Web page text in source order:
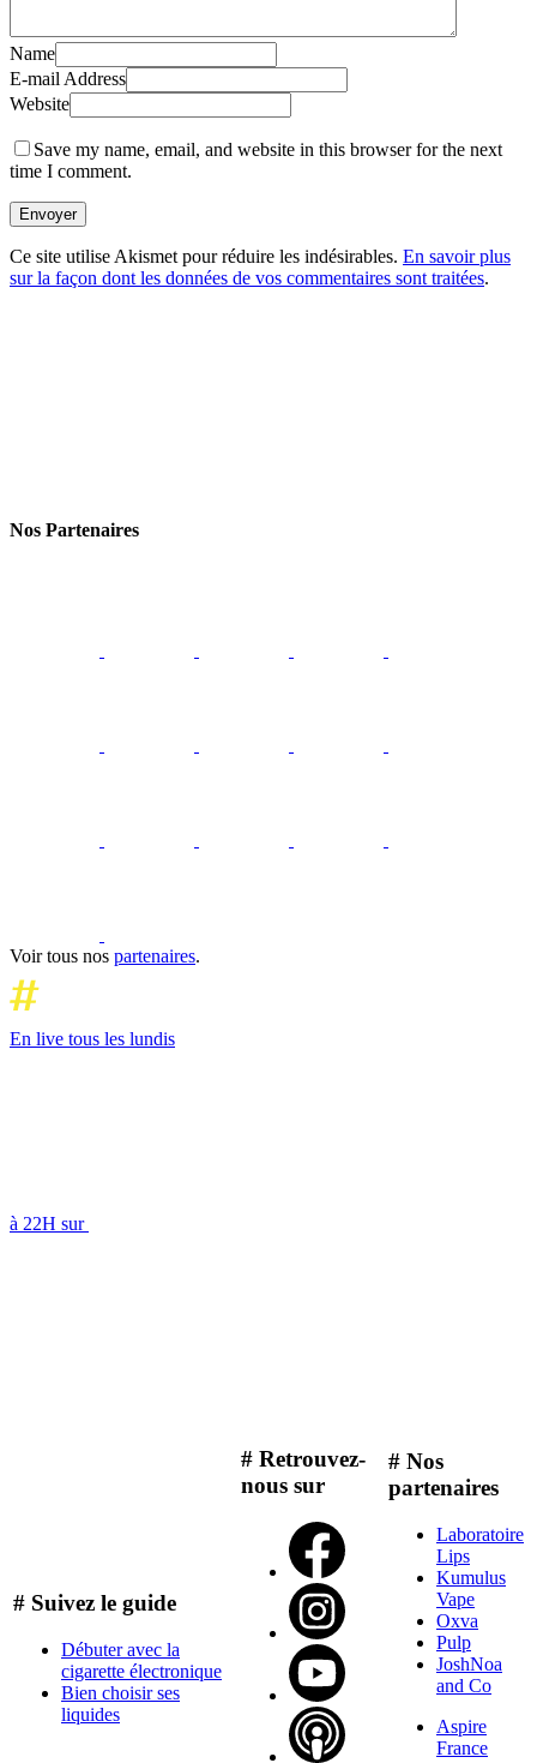
Name
E-mail Address
Website
Save my name, email, and website in this browser for the next
time I comment.
Envoyer
Ce site utilise Akismet pour réduire les indésirables. En savoir plus
sur la façon dont les données de vos commentaires sont traitées.
Nos Partenaires
Voir tous nos partenaires.
En live tous les lundis
à 22H sur
# Suivez le guide
Débuter avec la
cigarette électronique
Bien choisir ses
liquides
# Retrouvez-
nous sur
# Nos
partenaires
Laboratoire
Lips
Kumulus
Vape
Oxva
Pulp
JoshNoa
and Co
Aspire
France